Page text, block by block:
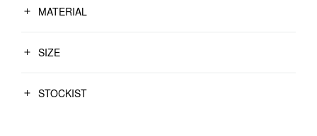
MATERIAL
SIZE
STOCKIST